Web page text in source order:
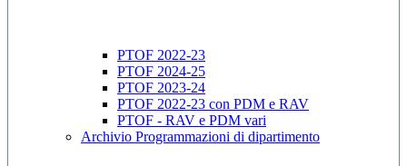
PTOF 2022-23
PTOF 2024-25
PTOF 2023-24
PTOF 2022-23 con PDM e RAV
PTOF - RAV e PDM vari
Archivio Programmazioni di dipartimento